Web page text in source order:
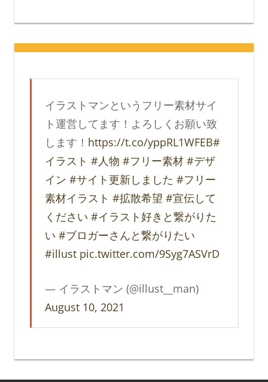
イラストマンというフリー素材サイ
ト運営してます！よろしくお願い致
します！ https://t.co/yppRL1WFEB#
イラスト #人物 #フリー素材 #デザ
イン #サイト更新しました #フリー
素材イラスト #拡散希望 #宣伝して
ください #イラスト好きと繋がりた
い #ブロガーさんと繋がりたい
#illust pic.twitter.com/9Syg7ASVrD
— イラストマン (@illust__man)
August 10, 2021